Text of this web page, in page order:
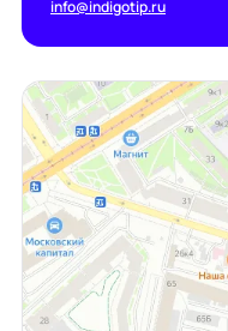
info@indigotip.ru